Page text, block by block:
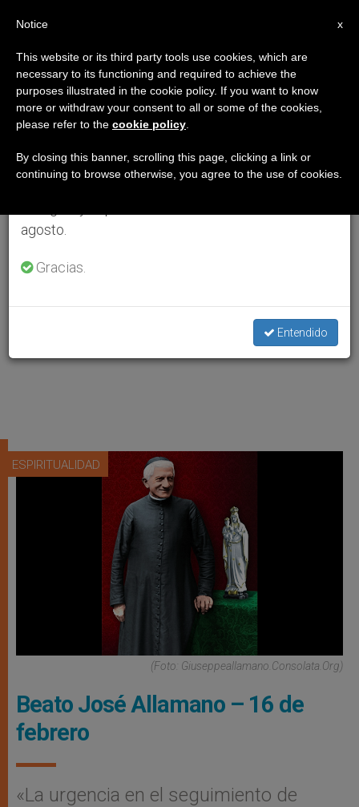
ESPIRITUALIDAD
(Foto: Giuseppeallamano.consolata.org)
Beato José Allamano – 16 de
febrero
«La urgencia en el seguimiento de
×
Aviso importante
Del 27 de julio al 7 de agosto haremos la pausa
anual, aprovechando que en el periodo de verano
se generan menos informaciones y también el
agosto.
Gracias.
Entendido
x
Notice
This website or its third party tools use cookies, which are
necessary to its functioning and required to achieve the
purposes illustrated in the cookie policy. If you want to know
more or withdraw your consent to all or some of the cookies,
please refer to the cookie policy
By closing this banner, scrolling this page, clicking a link or
continuing to browse otherwise, you agree to the use of cookies.